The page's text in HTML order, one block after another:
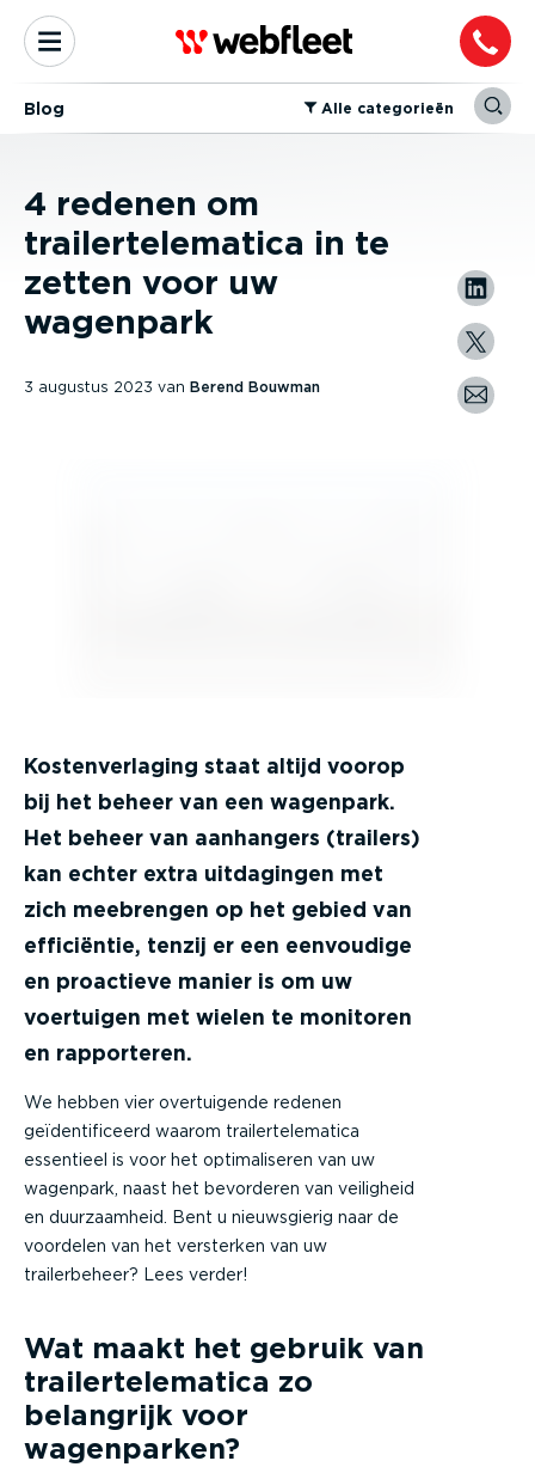
Blog ⁠Alle categorieën
4 redenen om
trailertelematica in te
zetten voor uw
wagenpark
3 augustus 2023 van Berend Bouwman
Kostenverlaging staat altijd voorop
bij het beheer van een wagenpark.
Het beheer van aanhangers (trailers)
kan echter extra uitdagingen met
zich meebrengen op het gebied van
efficiëntie, tenzij er een eenvoudige
en proactieve manier is om uw
voertuigen met wielen te monitoren
en rapporteren.
We hebben vier overtuigende redenen
geïdentificeerd waarom trailertelematica
essentieel is voor het optimaliseren van uw
wagenpark, naast het bevorderen van veiligheid
en duurzaamheid. Bent u nieuwsgierig naar de
voordelen van het versterken van uw
trailerbeheer? Lees verder!
Wat maakt het gebruik van
trailertelematica zo
belangrijk voor
wagenparken?